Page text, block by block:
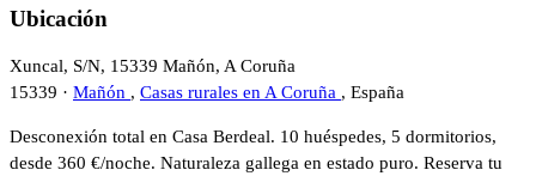
Ubicación
Xuncal, S/N, 15339 Mañón, A Coruña
15339 · Mañón , Casas rurales en A Coruña , España
Desconexión total en Casa Berdeal. 10 huéspedes, 5 dormitorios,
desde 360 €/noche. Naturaleza gallega en estado puro. Reserva tu